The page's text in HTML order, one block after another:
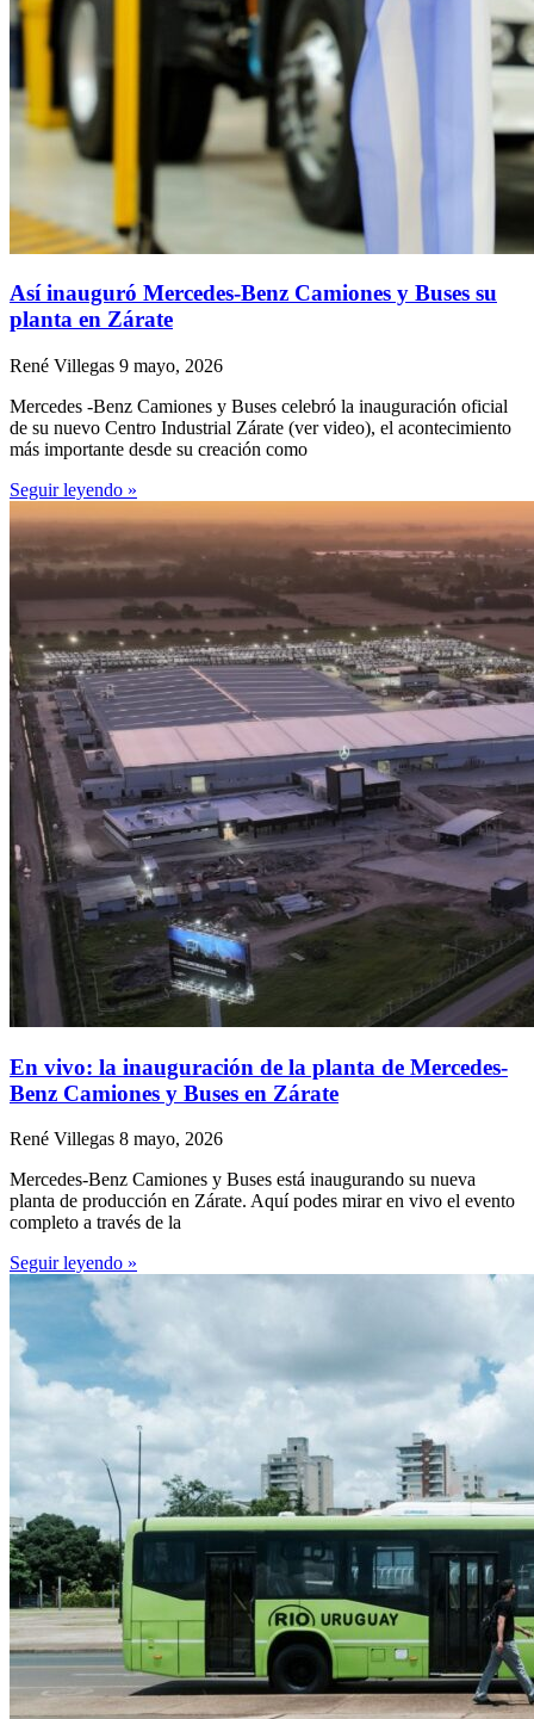
Así inauguró Mercedes-Benz Camiones y Buses su
planta en Zárate
René Villegas 9 mayo, 2026
Mercedes -Benz Camiones y Buses celebró la inauguración oficial
de su nuevo Centro Industrial Zárate (ver video), el acontecimiento
más importante desde su creación como
Seguir leyendo »
En vivo: la inauguración de la planta de Mercedes-
Benz Camiones y Buses en Zárate
René Villegas 8 mayo, 2026
Mercedes-Benz Camiones y Buses está inaugurando su nueva
planta de producción en Zárate. Aquí podes mirar en vivo el evento
completo a través de la
Seguir leyendo »